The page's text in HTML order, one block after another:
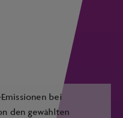
bei
den gewählten